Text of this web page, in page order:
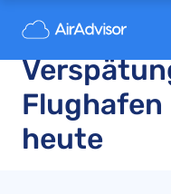
heute